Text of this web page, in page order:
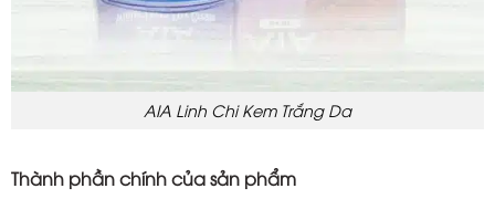
AIA Linh Chi Kem Trắng Da
Thành phần chính của sản phẩm